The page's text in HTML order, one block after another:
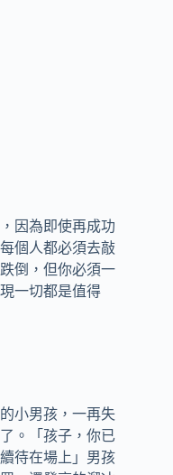
因為即使再成功
個人都必須去敲
倒，但你必須一
一切都是值得
小男孩，一再失
。「孩子，你已
待在場上」男孩